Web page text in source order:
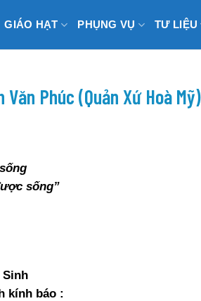
GIÁO HẠT PHỤNG VỤ TƯ LIỆU
Phúc (Quản Xứ Hoà Mỹ)
sống”
kính báo :